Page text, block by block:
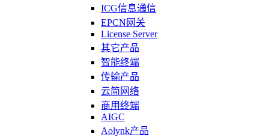
ICG信息通信
EPCN网关
License Server
其它产品
智能终端
传输产品
云简网络
商用终端
AIGC
Aolynk产品